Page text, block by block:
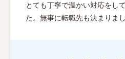
とても丁寧で温かい対応をし
た。無事に転職先も決まりまし